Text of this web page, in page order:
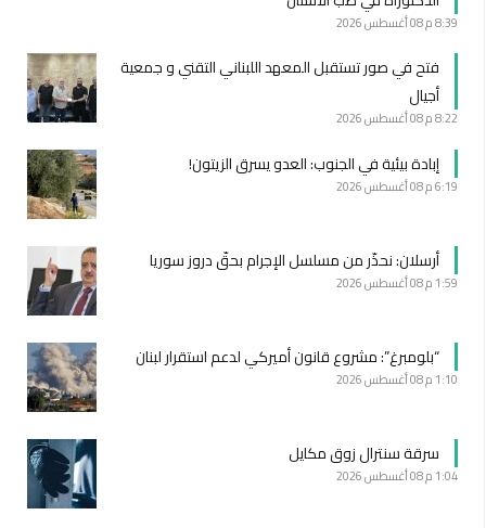
8:39 م 08 أغسطس 2026
فتح في صور تستقبل المعهد اللبناني التقني و جمعية
أجيال
8:22 م 08 أغسطس 2026
إبادة بيئية في الجنوب: العدو يسرق الزيتون!
6:19 م 08 أغسطس 2026
أرسلان: نحذّر من مسلسل الإجرام بحقّ دروز سوريا
1:59 م 08 أغسطس 2026
“بلومبرغ”: مشروع قانون أميركي لدعم استقرار لبنان
1:10 م 08 أغسطس 2026
سرقة سنترال زوق مكايل
1:04 م 08 أغسطس 2026